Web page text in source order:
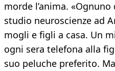
morde l’anima.
studio neuroscienze ad
mogli e figli a casa. Un
ogni sera telefona alla
suo peluche preferito.